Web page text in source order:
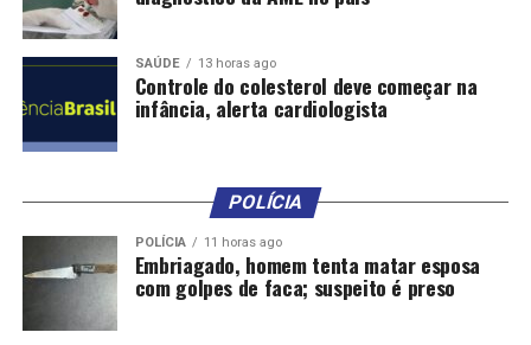
encarecem o crédito e estimulam a poupança.
Mas, além da Selic, os bancos consideram outros fatores
na hora de definir os juros cobrados dos consumidores,
como risco de inadimplência, lucro e despesas
dificultar a expansão da economia.
Quando a taxa Selic é reduzida a tendência é que o
crédito fique mais barato, com incentivo à produção e ao
consumo, reduzindo o controle sobre a inflação e
estimulando a atividade econômica.
SAÚDE 13 horas ago
Controle do colesterol deve começar na
infância, alerta cardiologista
POLÍCIA
POLÍCIA 11 horas ago
Embriagado, homem tenta matar esposa
com golpes de faca; suspeito é preso